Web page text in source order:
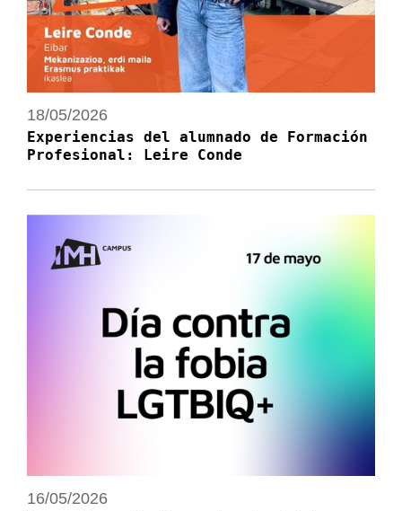
18/05/2026
Experiencias del alumnado de Formación
Profesional: Leire Conde
16/05/2026